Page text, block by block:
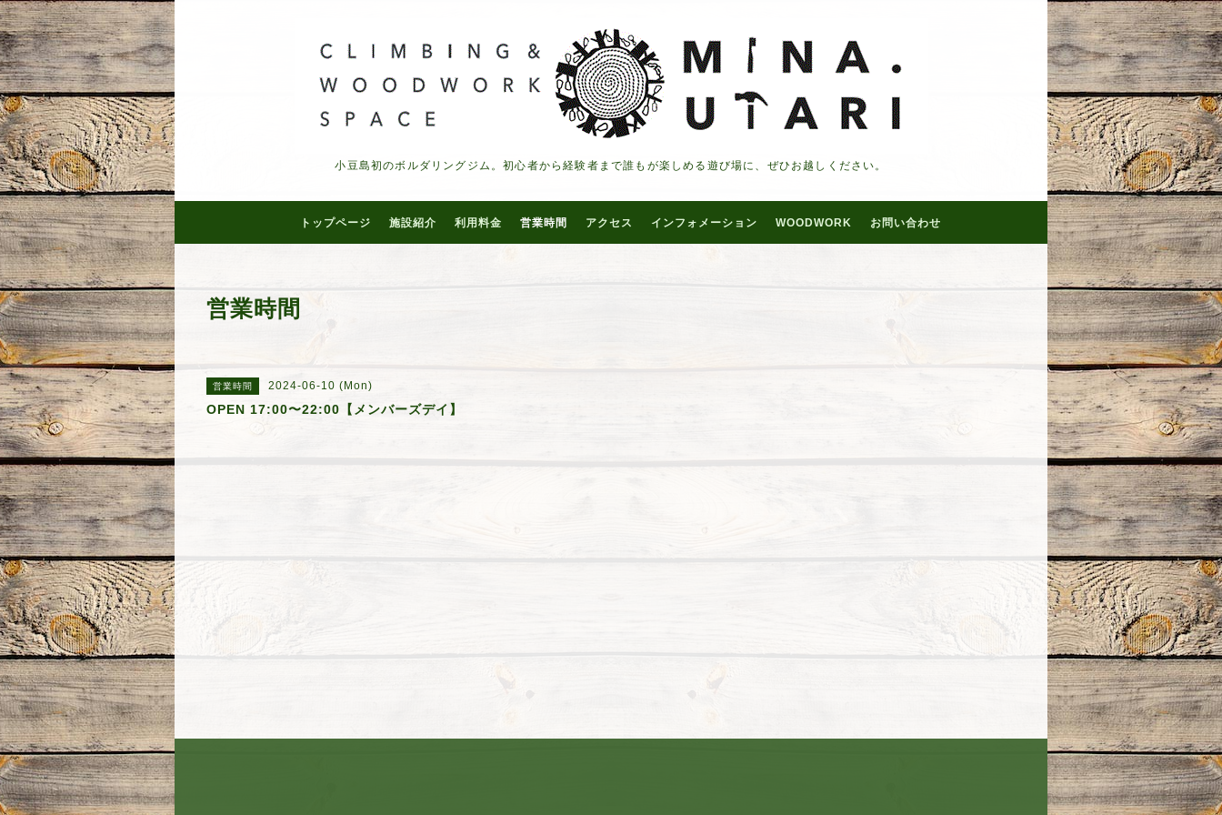
小豆島初のボルダリングジム。初心者から経験者まで誰もが楽しめる遊び場に、ぜひお越しください。
トップページ 施設紹介 利用料金 営業時間 アクセス インフォメーション WOODWORK お問い合わせ
営業時間
営業時間 2024-06-10 (Mon)
OPEN 17:00〜22:00【メンバーズデイ】